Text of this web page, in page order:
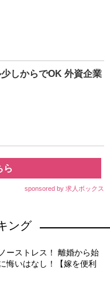
しからでOK 外資企業
ら
sponsored by 求人ボックス
ング
ーストレス！ 離婚から始
悔いはなし！【嫁を便利